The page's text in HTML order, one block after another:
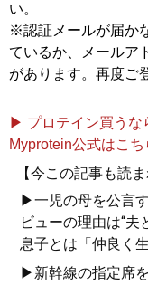
記事一覧へ
い。
※認証メールが届か
ているか、メールア
があります。再度ご
▶ プロテイン買うな
Myprotein公式はこち
【今この記事も読
▶一児の母を公言
ビューの理由は“夫
息子とは「仲良く
▶新幹線の指定席